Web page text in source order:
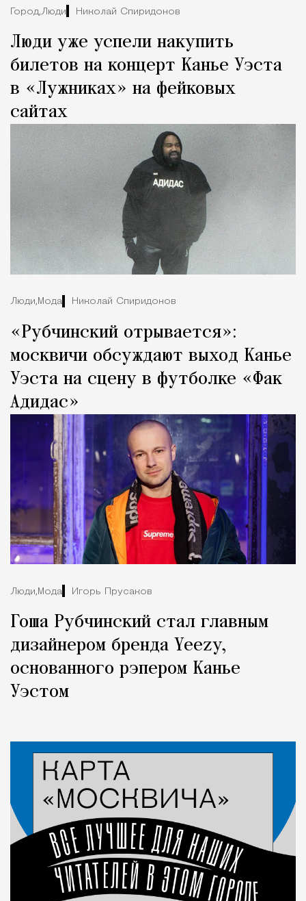
Город,Люди Николай Спиридонов
Люди уже успели накупить
билетов на концерт Канье Уэста
в «Лужниках» на фейковых
сайтах
Люди,Мода Николай Спиридонов
«Рубчинский отрывается»:
москвичи обсуждают выход Канье
Уэста на сцену в футболке «Фак
Адидас»
Люди, Мода Игорь Прусаков
Гоша Рубчинский стал главным
дизайнером бренда Yeezy,
основанного рэпером Канье
Уэстом